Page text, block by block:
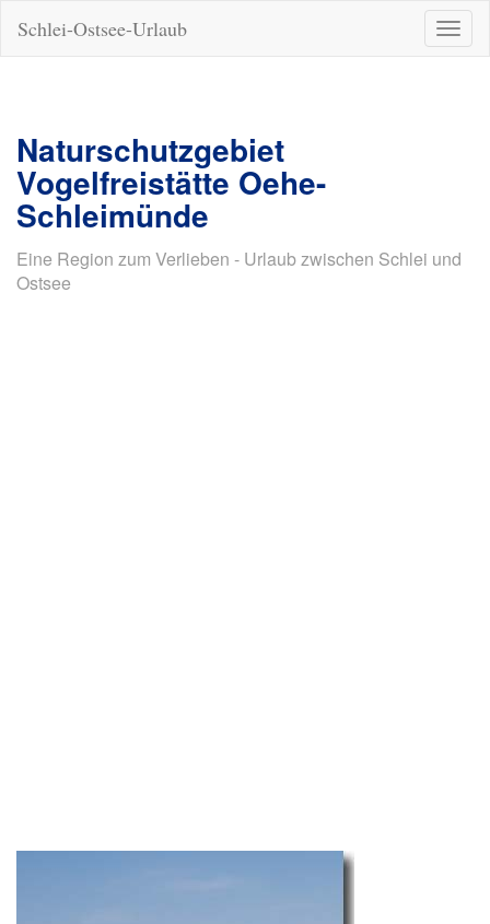
ein-/
Schlei-Ostsee-Urlaub
Naturschutzgebiet
Vogelfreistätte Oehe-
Schleimünde
Eine Region zum Verlieben - Urlaub zwischen Schlei und
Ostsee